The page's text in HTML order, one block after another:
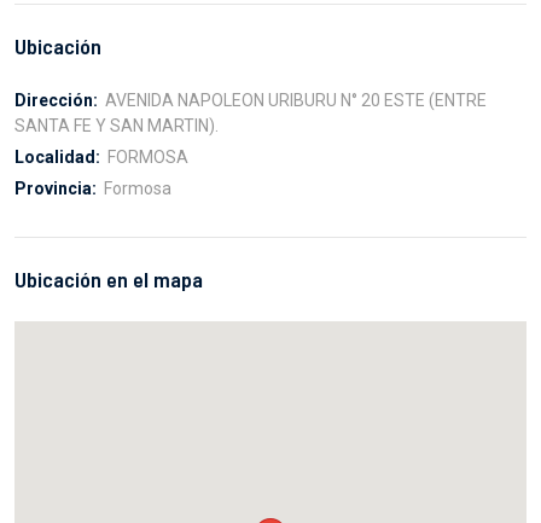
Ubicación
Dirección: AVENIDA NAPOLEON URIBURU N° 20 ESTE (ENTRE
SANTA FE Y SAN MARTIN).
Localidad: FORMOSA
Provincia: Formosa
Ubicación en el mapa